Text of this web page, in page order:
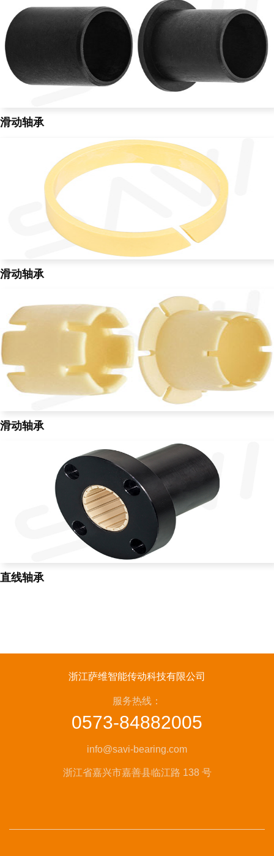
滑动轴承
滑动轴承
滑动轴承
直线轴承
浙江萨维智能传动科技有限公司
服务热线：
0573-84882005
info@savi-bearing.com
浙江省嘉兴市嘉善县临江路 138 号